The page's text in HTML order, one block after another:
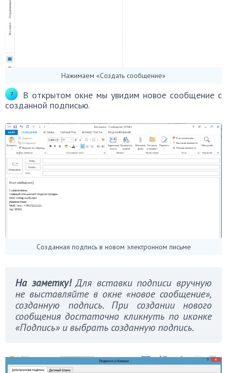
Нажимаем «Создать сообщение»
В открытом окне мы увидим новое сообщение с
созданной подписью.
Созданная подпись в новом электронном письме
На заметку!Для вставки подписи вручную
не выставляйте в окне «новое сообщение»,
созданную подпись. При создании нового
сообщения достаточно кликнуть по иконке
«Подпись» и выбрать созданную подпись.